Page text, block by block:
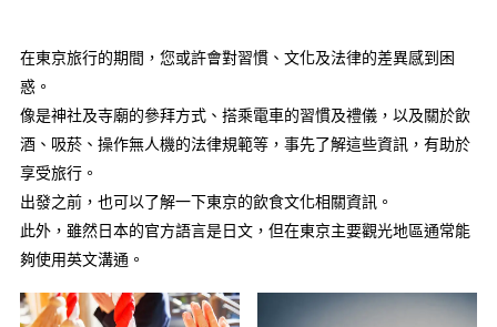
在東京旅行的期間，您或許會對習慣、文化及法律的差異感到困
惑。
像是神社及寺廟的參拜方式、搭乘電車的習慣及禮儀，以及關於飲
酒、吸菸、操作無人機的法律規範等，事先了解這些資訊，有助於
享受旅行。
出發之前，也可以了解一下東京的飲食文化相關資訊。
此外，雖然日本的官方語言是日文，但在東京主要觀光地區通常能
夠使用英文溝通。